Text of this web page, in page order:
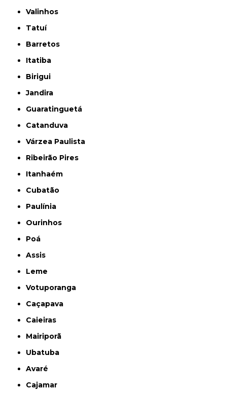
Valinhos
Tatuí
Barretos
Itatiba
Birigui
Jandira
Guaratinguetá
Catanduva
Várzea Paulista
Ribeirão Pires
Itanhaém
Cubatão
Paulínia
Ourinhos
Poá
Assis
Leme
Votuporanga
Caçapava
Caieiras
Mairiporã
Ubatuba
Avaré
Cajamar